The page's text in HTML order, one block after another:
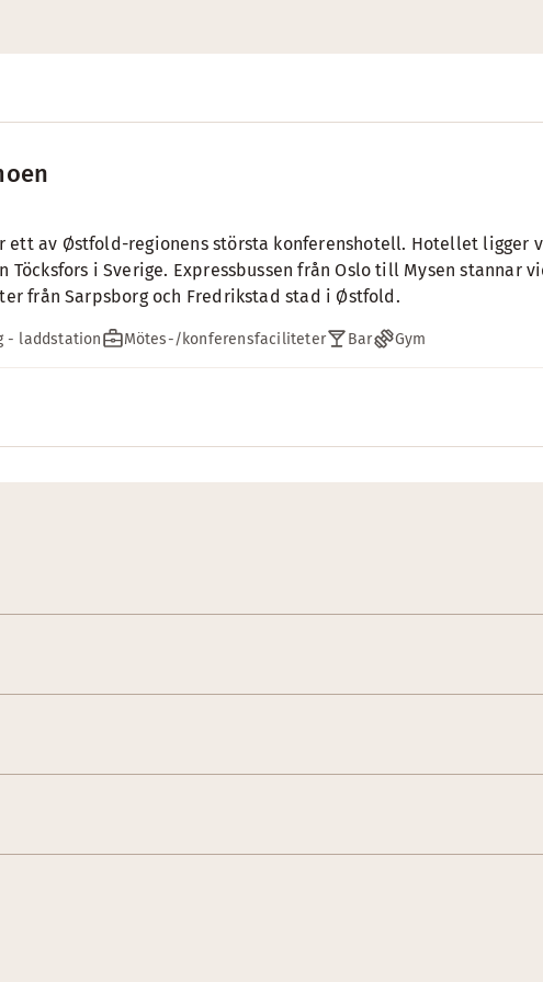
ett av Østfold-regionens största konferenshotell. Hotellet ligger
Töcksfors i Sverige. Expressbussen från Oslo till Mysen stannar
från Sarpsborg och Fredrikstad stad i Østfold.
- laddstation Mötes-/konferensfaciliteter Bar Gym